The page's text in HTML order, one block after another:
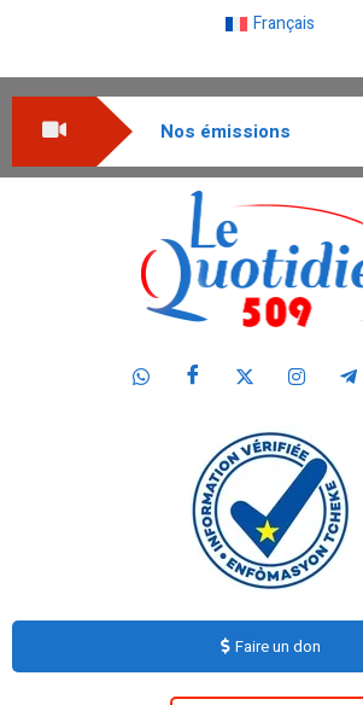
Français
Nos émissions
Faire un don